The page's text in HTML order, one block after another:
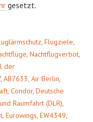
gesetzt.
Flugziele
Nachtflugverbot
der
, AB7633 Air Berlin
Condor, Deutsche
Raumfahrt (DLR)
Eurowings EW4349